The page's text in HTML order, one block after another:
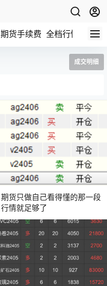
期货手续费 全档行情 视频
成交明细
期货只做自己看得懂的那一段
行情就足够了